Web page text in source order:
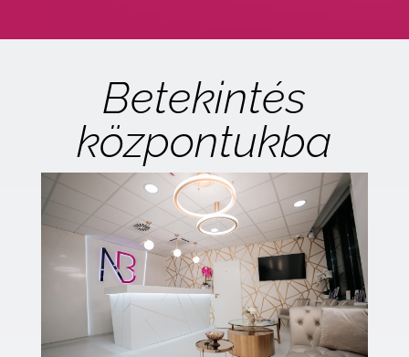
Betekintés
központukba